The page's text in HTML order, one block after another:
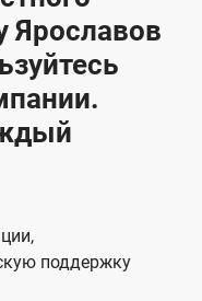
Ярославов
поддержку